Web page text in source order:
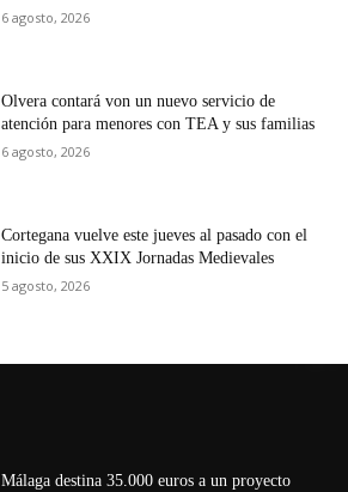
6 agosto, 2026
Olvera contará von un nuevo servicio de
atención para menores con TEA y sus familias
6 agosto, 2026
Cortegana vuelve este jueves al pasado con el
inicio de sus XXIX Jornadas Medievales
5 agosto, 2026
Málaga destina 35.000 euros a un proyecto